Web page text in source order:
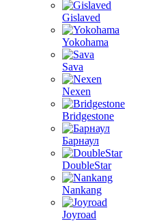
Gislaved
Yokohama
Sava
Nexen
Bridgestone
Барнаул
DoubleStar
Nankang
Joyroad